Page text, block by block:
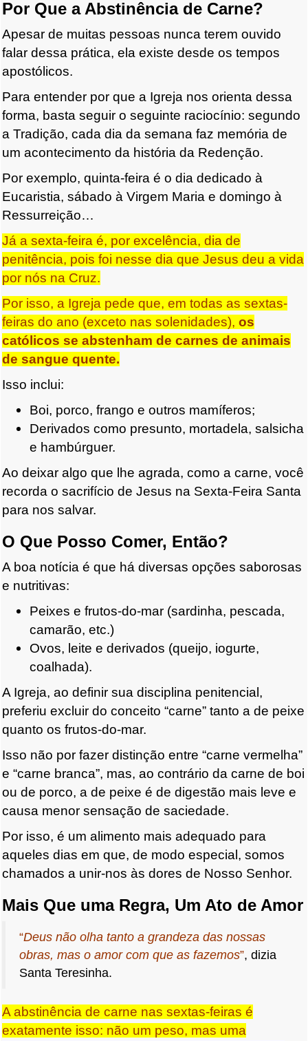
Por Que a Abstinência de Carne?
Apesar de muitas pessoas nunca terem ouvido
falar dessa prática, ela existe desde os tempos
apostólicos.
Para entender por que a Igreja nos orienta dessa
forma, basta seguir o seguinte raciocínio: segundo
a Tradição, cada dia da semana faz memória de
um acontecimento da história da Redenção.
Por exemplo, quinta-feira é o dia dedicado à
Eucaristia, sábado à Virgem Maria e domingo à
Ressurreição…
Já a sexta-feira é, por excelência, dia de
penitência, pois foi nesse dia que Jesus deu a vida
por nós na Cruz.
Por isso, a Igreja pede que, em todas as sextas-
feiras do ano (exceto nas solenidades), os
católicos se abstenham de carnes de animais
de sangue quente.
Isso inclui:
Boi, porco, frango e outros mamíferos;
Derivados como presunto, mortadela, salsicha
e hambúrguer.
Ao deixar algo que lhe agrada, como a carne, você
recorda o sacrifício de Jesus na Sexta-Feira Santa
para nos salvar.
O Que Posso Comer, Então?
A boa notícia é que há diversas opções saborosas
e nutritivas:
Peixes e frutos-do-mar (sardinha, pescada,
camarão, etc.)
Ovos, leite e derivados (queijo, iogurte,
coalhada).
A Igreja, ao definir sua disciplina penitencial,
preferiu excluir do conceito “carne” tanto a de peixe
quanto os frutos-do-mar.
Isso não por fazer distinção entre “carne vermelha”
e “carne branca”, mas, ao contrário da carne de boi
ou de porco, a de peixe é de digestão mais leve e
causa menor sensação de saciedade.
Por isso, é um alimento mais adequado para
aqueles dias em que, de modo especial, somos
chamados a unir-nos às dores de Nosso Senhor.
Mais Que uma Regra, Um Ato de Amor
“Deus não olha tanto a grandeza das nossas
obras, mas o amor com que as fazemos”, dizia
Santa Teresinha.
A abstinência de carne nas sextas-feiras é
exatamente isso: não um peso, mas uma